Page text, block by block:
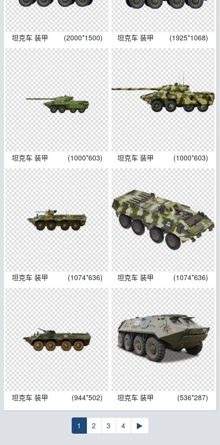
坦克车 装甲 (2000*1500) 坦克车 装甲 (1925*1068)
坦克车 装甲 (1000*603) 坦克车 装甲 (1000*603)
坦克车 装甲 (1074*636) 坦克车 装甲 (1074*636)
坦克车 装甲 (944*502) 坦克车 装甲 (536*287)
1 2 3 4 ▶